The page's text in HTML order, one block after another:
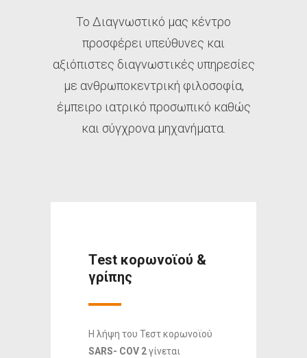
Το Διαγνωστικό μας κέντρο
προσφέρει υπεύθυνες και
αξιόπιστες διαγνωστικές υπηρεσίες
με ανθρωποκεντρική φιλοσοφία,
έμπειρο ιατρικό προσωπικό καθώς
και σύγχρονα μηχανήματα.
Τest κορωνοϊού &
γρίπης
Η λήψη του Τεστ κορωνοϊού
SARS- COV 2γίνεται